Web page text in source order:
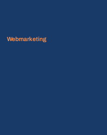
Webmarketing